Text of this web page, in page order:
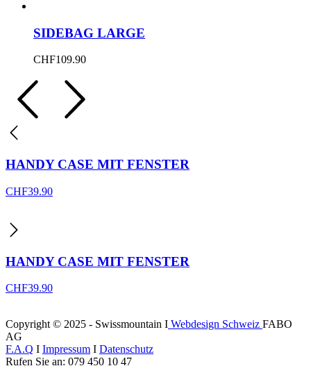
SIDEBAG LARGE
CHF109.90
HANDY CASE MIT FENSTER
CHF39.90
HANDY CASE MIT FENSTER
CHF39.90
Copyright © 2025 - Swissmountain I Webdesign Schweiz FABO
AG
F.A.Q I Impressum I Datenschutz
Rufen Sie an: 079 450 10 47